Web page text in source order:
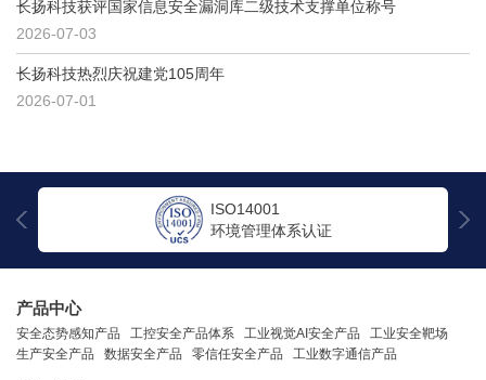
长扬科技获评国家信息安全漏洞库二级技术支撑单位称号
2026-07-03
长扬科技热烈庆祝建党105周年
2026-07-01
ISO27001
信息安全管理体系认证
产品中心
安全态势感知产品 工控安全产品体系 工业视觉AI安全产品
工业安全靶场
生产安全产品
数据安全产品 零信任安全产品 工业数字通信产品